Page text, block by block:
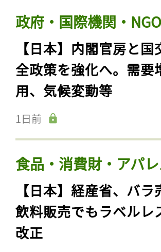
政府・国際機関・NGO
【日本】内閣官房と
全政策を強化へ。需要
用、気候変動等
1日前
食品・消費財・アパ
【日本】経産省、バ
飲料販売でもラベルレ
改正